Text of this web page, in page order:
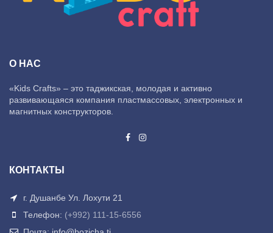
О НАС
«Kids Crafts» – это таджикская, молодая и активно
развивающаяся компания пластмассовых, электронных и
магнитных конструкторов.
КОНТАКТЫ
г. Душанбе Ул. Лохути 21
Телефон: (+992) 111-15-6556